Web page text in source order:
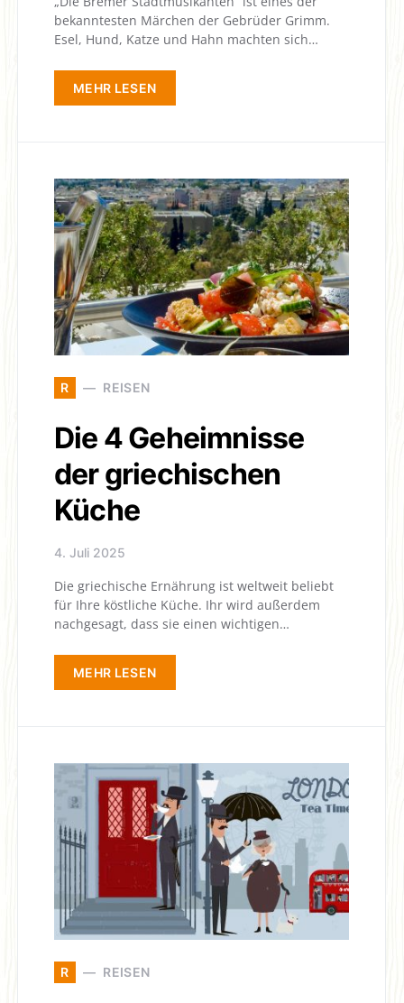
bekanntesten Märchen der Gebrüder Grimm.
Esel, Hund, Katze und Hahn machten sich…
MEHR LESEN
R REISEN
Die 4 Geheimnisse
der griechischen
Küche
4. Juli 2025
Die griechische Ernährung ist weltweit beliebt
für Ihre köstliche Küche. Ihr wird außerdem
nachgesagt, dass sie einen wichtigen…
MEHR LESEN
R REISEN